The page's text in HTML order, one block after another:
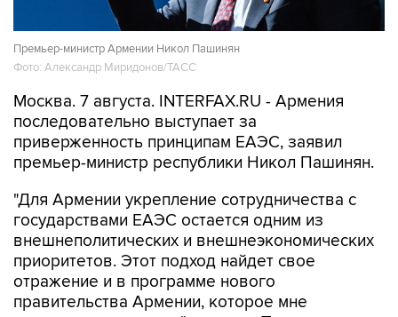
Премьер-министр Армении Никол Пашинян
Фото: Александр Миридонов/ТАСС
Москва. 7 августа. INTERFAX.RU - Армения
приверженность принципам ЕАЭС, заявил
премьер-министр республики Никол Пашинян.
"Для Армении укрепление сотрудничества с
внешнеполитических и внешнеэкономических
приоритетов. Этот подход найдет свое
отражение и в программе нового
правительства Армении, которое мне
доверено возглавить", - сказал Пашинян на
заседании Евразийского межправсовета.